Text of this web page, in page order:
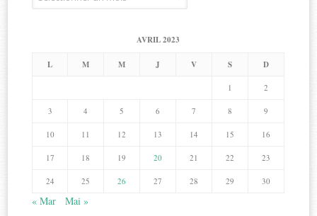
AVRIL 2023
L M M J V S D
1 2
3 4 5 6 7 8 9
10 11 12 13 14 15 16
17 18 19 20 21 22 23
24 25 26 27 28 29 30
« Mar Mai »